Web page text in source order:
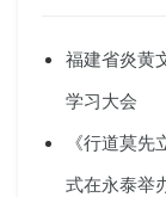
福建省炎黄
学习大会
《行道莫
式在永泰举